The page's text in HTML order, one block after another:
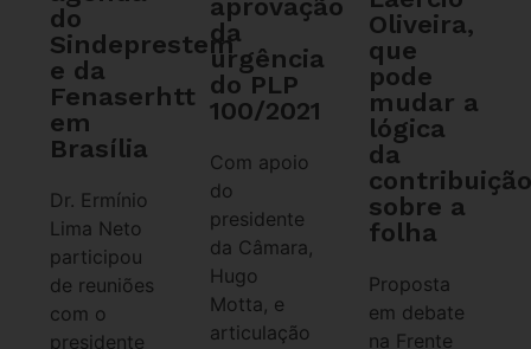
do
Sindeprestem
e da
Fenaserhtt
em
Brasília
Dr. Ermínio
Lima Neto
participou
de reuniões
com o
presidente
aprovação
da
urgência
do PLP
100/2021
Com apoio
do
presidente
da Câmara,
Hugo
Motta, e
articulação
Oliveira,
que
pode
mudar a
lógica
da
sobre a
folha
Proposta
em debate
na Frente